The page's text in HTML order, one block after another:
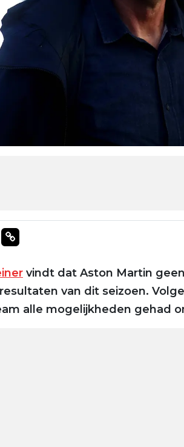
op Twitter
via Mail
Delen via link
vindt dat Aston Martin
van dit seizoen.
alle mogelijkheden gehad